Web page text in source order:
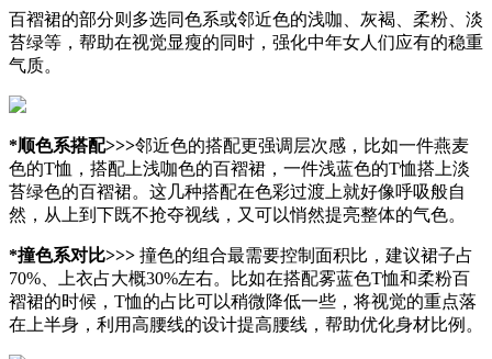
百褶裙的部分则多选同色系或邻近色的浅咖、灰褐、柔粉、淡
苔绿等，帮助在视觉显瘦的同时，强化中年女人们应有的稳重
气质。
*顺色系搭配>>>邻近色的搭配更强调层次感，比如一件燕麦
色的T恤，搭配上浅咖色的百褶裙，一件浅蓝色的T恤搭上淡
苔绿色的百褶裙。这几种搭配在色彩过渡上就好像呼吸般自
然，从上到下既不抢夺视线，又可以悄然提亮整体的气色。
*撞色系对比>>> 撞色的组合最需要控制面积比，建议裙子占
70%、上衣占大概30%左右。比如在搭配雾蓝色T恤和柔粉百
褶裙的时候，T恤的占比可以稍微降低一些，将视觉的重点落
在上半身，利用高腰线的设计提高腰线，帮助优化身材比例。